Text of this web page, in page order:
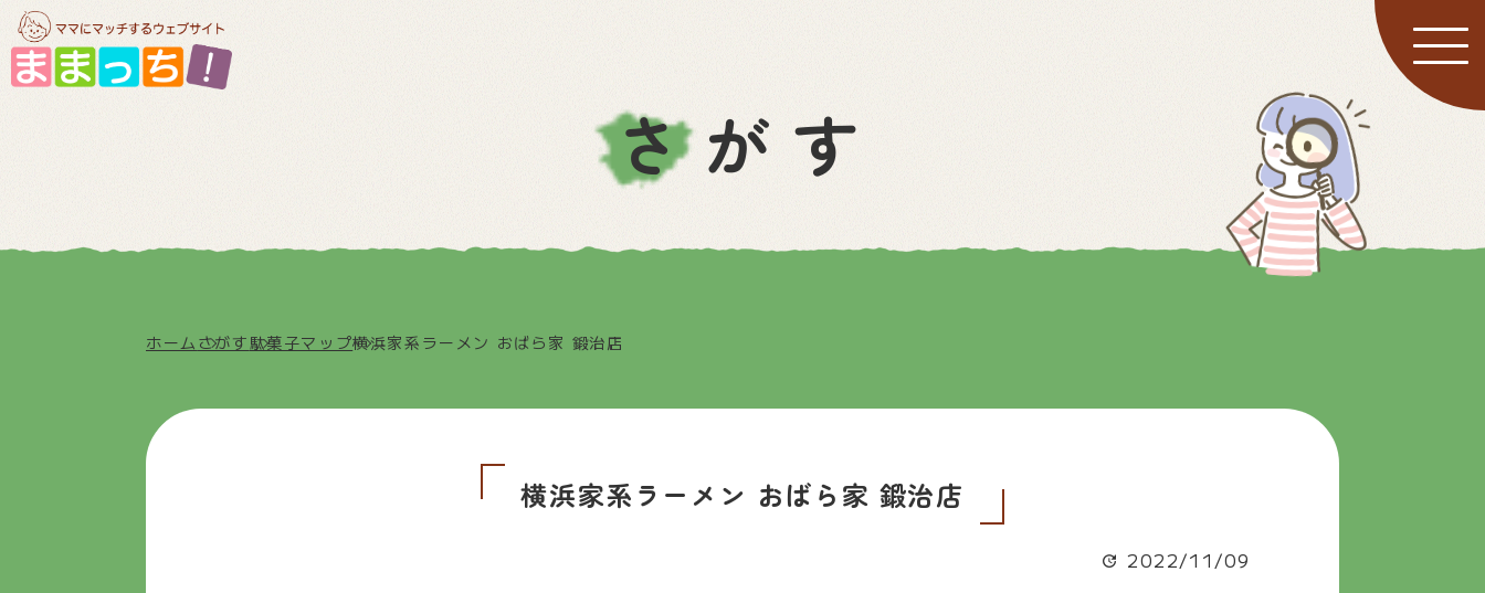
さがす
ホーム さがす駄菓子マップ横浜家系ラーメン おばら家 鍛治店
横浜家系ラーメン おばら家 鍛治店
2022/11/09